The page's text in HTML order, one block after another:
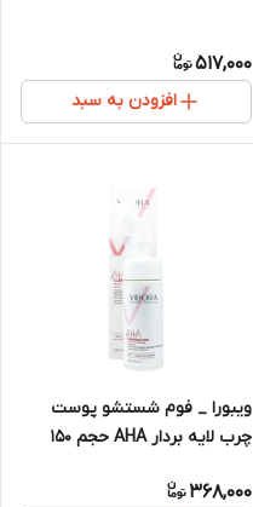
517,000
افزودن به سبد
ویبورا _ فوم شستشو پوست
چرب لایه بردار AHA حجم 150
368,000